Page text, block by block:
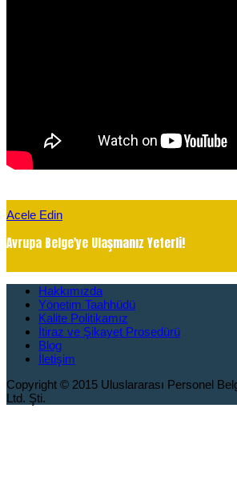
Acele Edin
Avrupa Belge'ye Ulaşmanız Yeterli!
Hakkımızda
Yönetim Taahhüdü
Kalite Politikamız
İtiraz ve Şikayet Prosedürü
Blog
İletişim
Copyright © 2015 Uluslararası Personel
Ltd. Şti.